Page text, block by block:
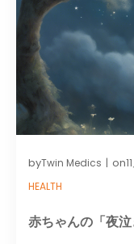
byTwin Medics | on
HEALTH
赤ちゃんの「夜